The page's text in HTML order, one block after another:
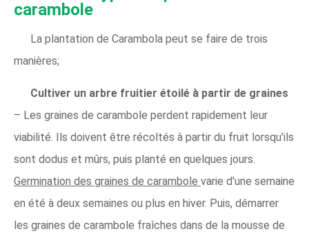
carambole
La plantation de Carambola peut se faire de trois
manières;
Cultiver un arbre fruitier étoilé à partir de graines
– Les graines de carambole perdent rapidement leur
viabilité. Ils doivent être récoltés à partir du fruit lorsqu'ils
sont dodus et mûrs, puis planté en quelques jours.
Germination des graines de carambole varie d'une semaine
en été à deux semaines ou plus en hiver. Puis, démarrer
les graines de carambole fraîches dans de la mousse de